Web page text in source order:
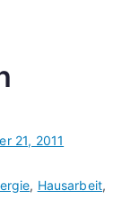
21, 2011
, Hausarbeit,